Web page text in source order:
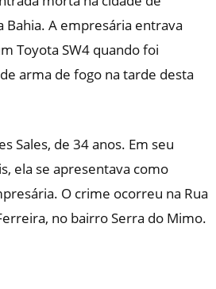
Bahia. A empresária entrava
Toyota SW4 quando foi
arma de fogo na tarde desta
Sales, de 34 anos. Em seu
ela se apresentava como
O crime ocorreu na Rua
no bairro Serra do Mimo.